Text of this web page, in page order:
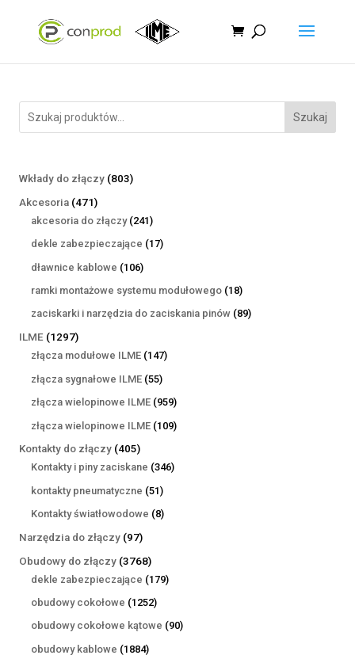
Szukaj
Wkłady do złączy 803803
Akcesoria 471471
produktów
akcesoria do złączy 241241
produktów
dekle zabezpieczające 1717
dławnice kablowe 106106
produktów
ramki montażowe systemu modułowego 1818
produktów
zaciskarki i narzędzia do zaciskania pinów 8989
ILME 12971297
produktów
złącza modułowe ILME 147147
złącza sygnałowe ILME 5555
produktów
złącza wielopinowe ILME 959959
produktów
złącza wielopinowe ILME 109109
Kontakty do złączy 405405
produktów
Kontakty i piny zaciskane 346346
kontakty pneumatyczne 5151
produktów
Kontakty światłowodowe 88
Narzędzia do złączy 9797
produktów
Obudowy do złączy 37683768
produktów
dekle zabezpieczające 179179
obudowy cokołowe 12521252
produkty
obudowy cokołowe kątowe 9090
obudowy kablowe 18841884